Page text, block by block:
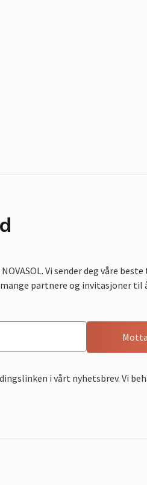
Vi sender deg våre
partnere og invitasjoner til
i vårt nyhetsbrev. Vi